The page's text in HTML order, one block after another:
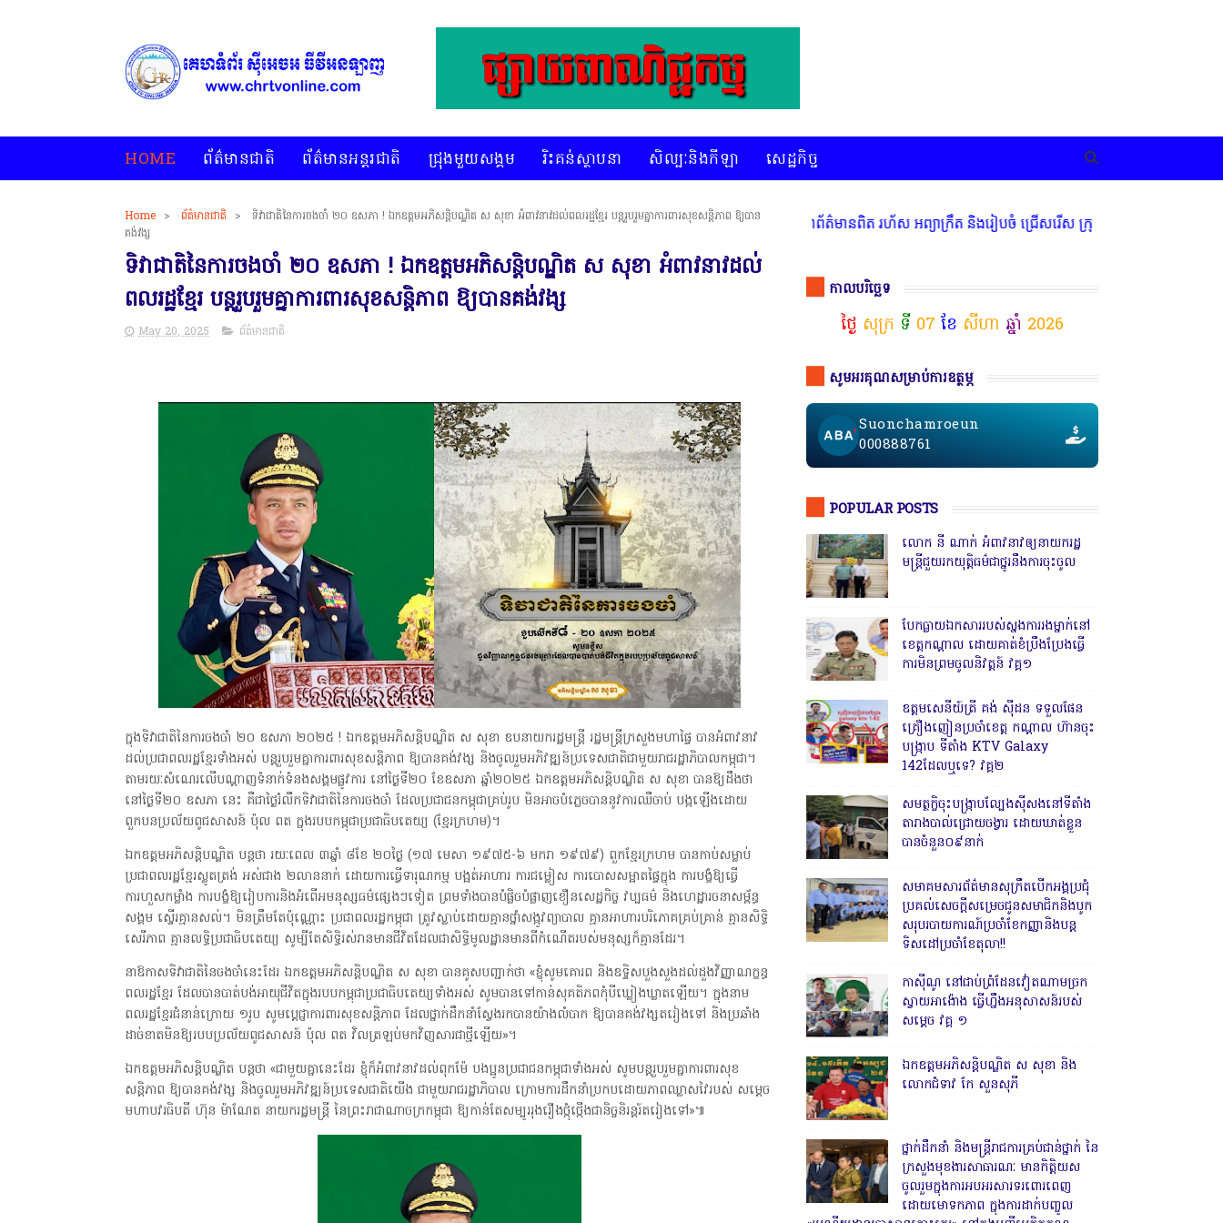
HOME ព័ត៌មានជាតិ ព័ត៌មានអន្តរជាតិ ជ្រុងមួយសង្គម រិះគន់ស្ថាបនា សិល្បៈនិងកីឡា សេដ្ឋកិច្ច
Home > ព័ត៌មានជាតិ >
ទិវាជាតិនៃការចងចាំ ២០ ឧសភា ! ឯកឧត្តមអភិសន្ដិបណ្ឌិត ស សុខា អំពាវនាវដល់ពលរដ្ឋខ្មែរ បន្តរួបរួមគ្នាការពារសុខសន្តិភាព ឱ្យបាន
គង់វង្ស
ទិវាជាតិនៃការចងចាំ ២០ ឧសភា ! ឯកឧត្តមអភិសន្ដិបណ្ឌិត ស សុខា អំពាវនាវដល់
ពលរដ្ឋខ្មែរ បន្តរួបរួមគ្នាការពារសុខសន្តិភាព ឱ្យបានគង់វង្ស
May 20, 2025 ព័ត៌មានជាតិ
ក្នុងទិវាជាតិនៃការចងចាំ ២០ ឧសភា ២០២៥ ! ឯកឧត្តមអភិសន្ដិបណ្ឌិត ស សុខា ឧបនាយករដ្ឋមន្ដ្រី រដ្ឋមន្ដ្រីក្រសួងមហាផ្ទៃ បានអំពាវនាវ
ដល់ប្រជាពលរដ្ឋខ្មែរទាំងអស់ បន្តរួបរួមគ្នាការពារសុខសន្តិភាព ឱ្យបានគង់វង្ស និងចូលរួមអភិវឌ្ឍន៍ប្រទេសជាតិជាមួយរាជរដ្ឋាភិបាលកម្ពុជា។
តាមរយៈសំណេរលើបណ្តាញទំនាក់ទំនងសង្គមផ្លូវការ នៅថ្ងៃទី២០ ខែឧសភា ឆ្នាំ២០២៥ ឯកឧត្តមអភិសន្ដិបណ្ឌិត ស សុខា បានឱ្យដឹងថា
នៅថ្ងៃទី២០ ឧសភា នេះ គឺជាថ្ងៃរំលឹកទិវាជាតិនៃការចងចាំ ដែលប្រជាជនកម្ពុជាគ្រប់រូប មិនអាចបំភ្លេចបាននូវការឈឺចាប់ បង្កឡើងដោយ
ពួកបនប្រល័យពូជសាសន៍ ប៉ុល ពត ក្នុងរបបកម្ពុជាប្រជាធិបតេយ្យ (ខ្មែរក្រហម)។
ឯកឧត្តមអភិសន្ដិបណ្ឌិត បន្ដថា រយៈពេល ៣ឆ្នាំ ៨ខែ ២០ថ្ងៃ (១៧ មេសា ១៩៧៥-៦ មករា ១៩៧៩) ពួកខ្មែរក្រហម បានកាប់សម្លាប់
ប្រជាពលរដ្ឋខ្មែរស្លូតត្រង់ អស់ជាង ២លាននាក់ ដោយការធ្វើទារុណកម្ម បង្អត់អាហារ ការជម្លៀស ការបោសសម្អាតផ្ទៃក្នុង ការបង្ខំឱ្យធ្វើ
ការហួសកម្លាំង ការបង្ខំឱ្យរៀបការនិងអំពើអមនុស្សធម៌ផ្សេងៗទៀត ព្រមទាំងបានបំផ្លិចបំផ្លាញខឿនសេដ្ឋកិច្ច វប្បធម៌ និងហេដ្ឋារចនាសម្ព័ន្ធ
សង្គម ស្ទើរគ្មានសល់។ មិនត្រឹមតែប៉ុណ្ណោះ ប្រជាពលរដ្ឋកម្ពុជា ត្រូវស្លាប់ដោយគ្មានថ្នាំសង្កូវព្យាបាល គ្មានអាហារបរិភោគគ្រប់គ្រាន់ គ្មានសិទ្ធិ
សេរីភាព គ្មានលទ្ធិប្រជាធិបតេយ្យ សូម្បីតែសិទ្ធិរស់រានមានជីវិតដែលជាសិទ្ធិមូលដ្ឋានមានពីកំណើតរបស់មនុស្សក៏គ្មានដែរ។
នាឱកាសទិវាជាតិនៃចងចាំនេះដែរ ឯកឧត្តមអភិសន្ដិបណ្ឌិត ស សុខា បានគូសបញ្ជាក់ថា «ខ្ញុំសូមគោរព និងឧទ្ទិសបួងសួងដល់ដួងវិញ្ញាណក្ខន្ធ
ពលរដ្ឋខ្មែរ ដែលបានបាត់បង់អាយុជីវិតក្នុងរបបកម្ពុជាប្រជាធិបតេយ្យទាំងអស់ សូមបានទៅកាន់សុគតិភពកុំបីឃ្លៀងឃ្លាតឡើយ។ ក្នុងនាម
ពលរដ្ឋខ្មែរជំនាន់ក្រោយ ១រូប សូមប្តេជ្ញាការពារសុខសន្តិភាព ដែលថ្នាក់ដឹកនាំស្វែងរកបានយ៉ាងលំបាក ឱ្យបានគង់វង្សតរៀងទៅ និងប្រឆាំង
ដាច់ខាតមិនឱ្យរបបប្រល័យពូជសាសន៍ ប៉ុល ពត វិលត្រឡប់មកវិញសារជាថ្មីឡើយ»។
ឯកឧត្តមអភិសន្ដិបណ្ឌិត បន្ដថា «ជាមួយគ្នានេះដែរ ខ្ញុំក៏អំពាវនាវដល់ពុកម៉ែ បងប្អូនប្រជាជនកម្ពុជាទាំងអស់ សូមបន្តរួបរួមគ្នាការពារសុខ
សន្តិភាព ឱ្យបានគង់វង្ស និងចូលរួមអភិវឌ្ឍន៍ប្រទេសជាតិយើង ជាមួយរាជរដ្ឋាភិបាល ក្រោមការដឹកនាំប្រកបដោយភាពឈ្លាសវៃរបស់ សម្តេច
មហាបវរធិបតី ហ៊ុន ម៉ាណែត នាយករដ្ឋមន្ត្រី នៃព្រះរាជាណាចក្រកម្ពុជា ឱ្យកាន់តែសម្បូររុងរឿងថ្កុំថ្កើងជានិច្ចនិរន្តរ៍តរៀងទៅ»៕
* គេហទំព័រ ស៊ីអេចអធីវីអនឡាញ ជាព័ត៌មានពិត រហ័ស អព្យាក្រឹត និងរៀបចំ ជ្រើសរើស ក្រុមការងារ នៅតាមបណ្តាលរាជធានី
កាលបរិច្ឆេទ
ថ្ងៃ សុក្រ ទី 07 ខែ សីហា ឆ្នាំ 2026
សូមអរគុណសម្រាប់ការឧត្ថម្ភ
Suonchamroeun
000888761
POPULAR POSTS
លោក នី ណាក់ អំពាវនាវឲ្យនាយករដ្ឋ
មន្ត្រីជួយរកយុត្តិធម៌ជាថ្នូរនឹងការចុះចូល
បែកធ្លាយឯកសាររបស់ស្នងការរងម្នាក់នៅ
ខេត្តកណ្ដាល ដោយគាត់ខំប្រឹងប្រែងធ្វើ
ការមិនព្រមចូលនិវត្តន៍ វគ្គ១
ឧត្តមសេនីយ៍ត្រី គង់ ស៊ីដន ទទួលផែន
គ្រឿងញៀនប្រចាំខេត្ត កណ្តាល ហ៊ានចុះ
បង្ក្រាប ទីតាំង KTV Galaxy
142ដែលឬទេ? វគ្គ២
សមត្ថកិ្ចចុះបង្ក្រាបល្បែងស៊ីសងនៅទីតាំង
តារាងបាល់ជ្រោយចង្វារ ដោយឃាត់ខ្លួន
បានចំនួន០៩នាក់
សមាគមសារព័ត៌មានសុក្រឹតបើកអង្គប្រជុំ
ប្រគល់សេចក្តីសម្រេចជូនសមាជិកនិងបូក
សរុបរបាយការណ៍ប្រចាំខែកញ្ញានិងបន្ត
ទិសដៅប្រចាំខែតុលា!!
កាសុីណូ នៅជាប់ព្រំដែនវៀតណាមច្រក
ស្វាយអាង៉ោង ធ្វើហ្នឹងអនុសាសន៍របស់
សម្ដេច វគ្គ ១
ឯកឧត្តមអភិសន្តិបណ្ឌិត ស សុខា និង
លោកជំទាវ កែ សួនសុភី
ថ្នាក់ដឹកនាំ និងមន្ត្រីរាជការគ្រប់ជាន់ថ្នាក់ នៃ
ក្រសួងមុខងារសាធារណៈ មានកិត្តិយស
ចូលរួមក្នុងការអបអរសារទរពោរពេញ
ដោយមោទកភាព ក្នុងការដាក់បញ្ចូល